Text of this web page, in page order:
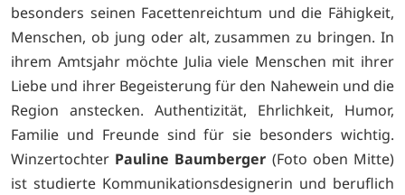
besonders seinen Facettenreichtum und die Fähigkeit,
Menschen, ob jung oder alt, zusammen zu bringen. In
ihrem Amtsjahr möchte Julia viele Menschen mit ihrer
Liebe und ihrer Begeisterung für den Nahewein und die
Region anstecken. Authentizität, Ehrlichkeit, Humor,
Familie und Freunde sind für sie besonders wichtig.
Winzertochter Pauline Baumberger (Foto oben Mitte)
ist studierte Kommunikationsdesignerin und beruflich